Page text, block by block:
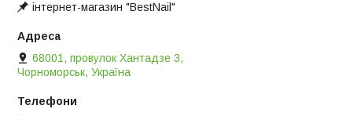
інтернет-магазин "BestNail"
68001, провулок Хантадзе 3,
Чорноморськ, Україна